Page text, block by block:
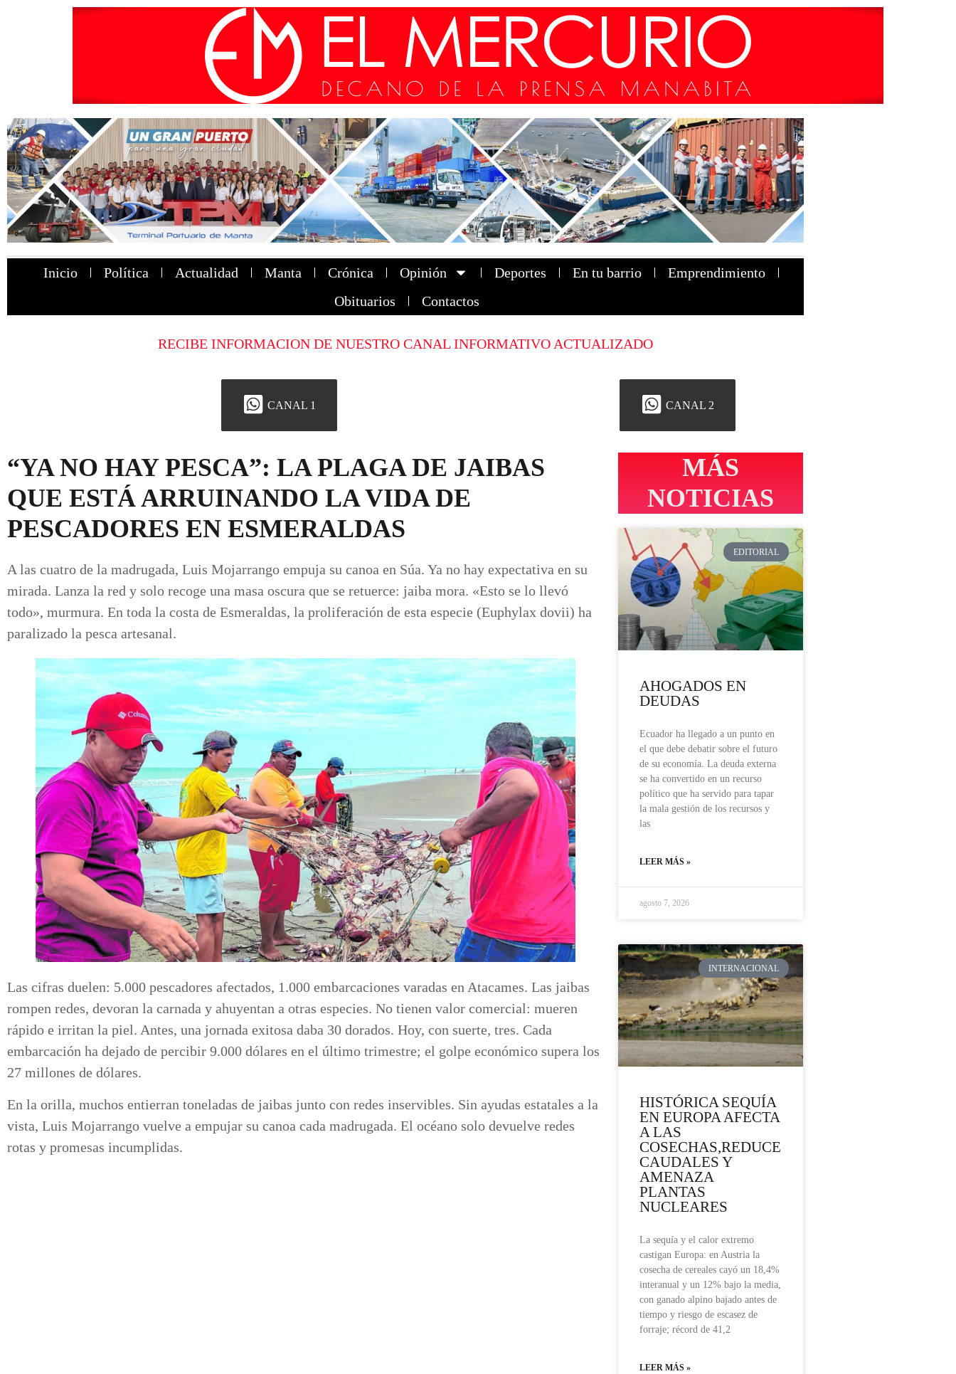
Inicio Política Actualidad Manta Crónica Opinión Deportes En tu barrio
Emprendimiento
Obituarios
Contactos
RECIBE INFORMACION DE NUESTRO CANAL INFORMATIVO ACTUALIZADO
CANAL 1 CANAL 2
“YA NO HAY PESCA”: LA PLAGA DE JAIBAS
QUE ESTÁ ARRUINANDO LA VIDA DE
PESCADORES EN ESMERALDAS
A las cuatro de la madrugada, Luis Mojarrango empuja su canoa en Súa. Ya no hay expectativa en su
mirada. Lanza la red y solo recoge una masa oscura que se retuerce: jaiba mora. «Esto se lo llevó
todo», murmura. En toda la costa de Esmeraldas, la proliferación de esta especie (Euphylax dovii) ha
paralizado la pesca artesanal.
Las cifras duelen: 5.000 pescadores afectados, 1.000 embarcaciones varadas en Atacames. Las jaibas
rompen redes, devoran la carnada y ahuyentan a otras especies. No tienen valor comercial: mueren
rápido e irritan la piel. Antes, una jornada exitosa daba 30 dorados. Hoy, con suerte, tres. Cada
embarcación ha dejado de percibir 9.000 dólares en el último trimestre; el golpe económico supera los
27 millones de dólares.
En la orilla, muchos entierran toneladas de jaibas junto con redes inservibles. Sin ayudas estatales a la
vista, Luis Mojarrango vuelve a empujar su canoa cada madrugada. El océano solo devuelve redes
rotas y promesas incumplidas.
MÁS
NOTICIAS
EDITORIAL
AHOGADOS EN
DEUDAS
Ecuador ha llegado a un punto en
el que debe debatir sobre el futuro
de su economía. La deuda externa
se ha convertido en un recurso
político que ha servido para tapar
la mala gestión de los recursos y
las
LEER MÁS »
agosto 7, 2026
INTERNACIONAL
HISTÓRICA SEQUÍA
EN EUROPA AFECTA
A LAS
COSECHAS,REDUCE
CAUDALES Y
AMENAZA
PLANTAS
NUCLEARES
La sequía y el calor extremo
castigan Europa: en Austria la
cosecha de cereales cayó un 18,4%
interanual y un 12% bajo la media,
con ganado alpino bajado antes de
tiempo y riesgo de escasez de
forraje; récord de 41,2
LEER MÁS »